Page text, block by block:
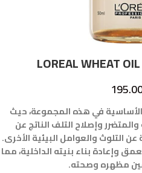
LOREAL WHEAT
في هذه المجموعة، حيث
وإصلاح التلف الناتج عن
التلوث والعوامل البيئية الأخرى.
وإعادة بناء بنيته الداخلية، مما
مظهره وصحته.